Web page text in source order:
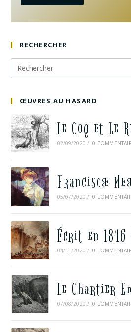
RECHERCHER
ŒUVRES AU HASARD
Le Coq et Le
02/09/2020 / 0
Franciscæ
05/07/2020 / 0
Écrit en
04/11/2020 / 0
Le Chartier
07/08/2020 / 0